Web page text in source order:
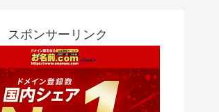
スポンサーリンク